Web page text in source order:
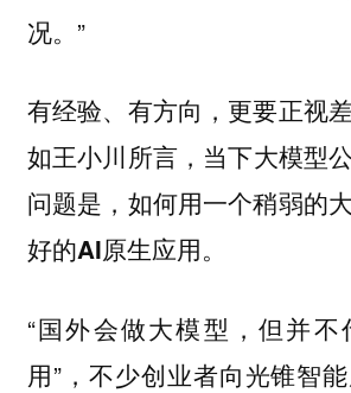
况。”
有经验、有方向，更要正视
如王小川所言， 当下大模型
问题是，如何用一个稍弱的
好的AI原生应用。
“国外会做大模型，但并不
用”，不少创业者向光锥智